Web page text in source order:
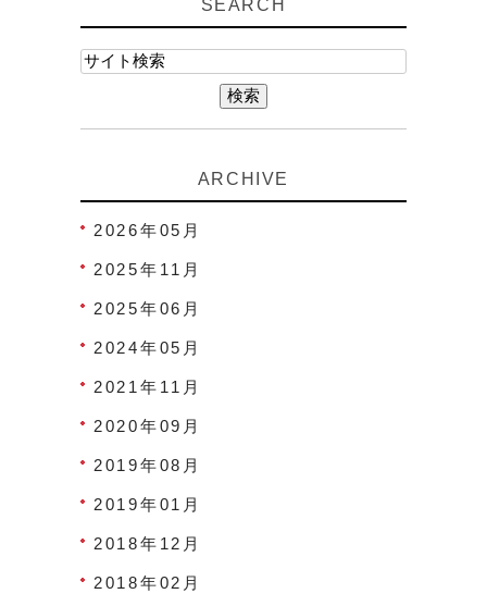
SEARCH
ARCHIVE
2026年05月
2025年11月
2025年06月
2024年05月
2021年11月
2020年09月
2019年08月
2019年01月
2018年12月
2018年02月